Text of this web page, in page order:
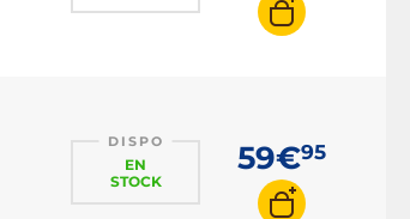
DISPO
EN
STOCK
59€95